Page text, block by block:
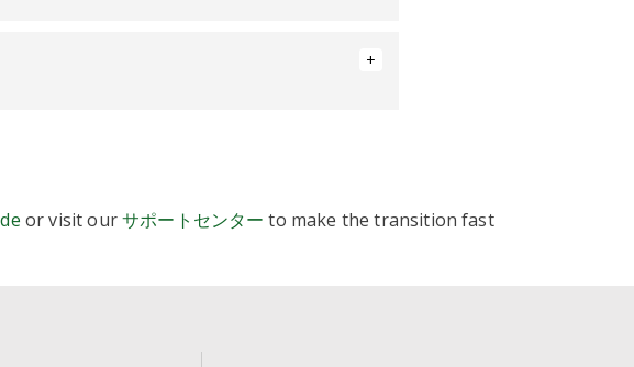
or visit ourサポートセンター to make the transition fast